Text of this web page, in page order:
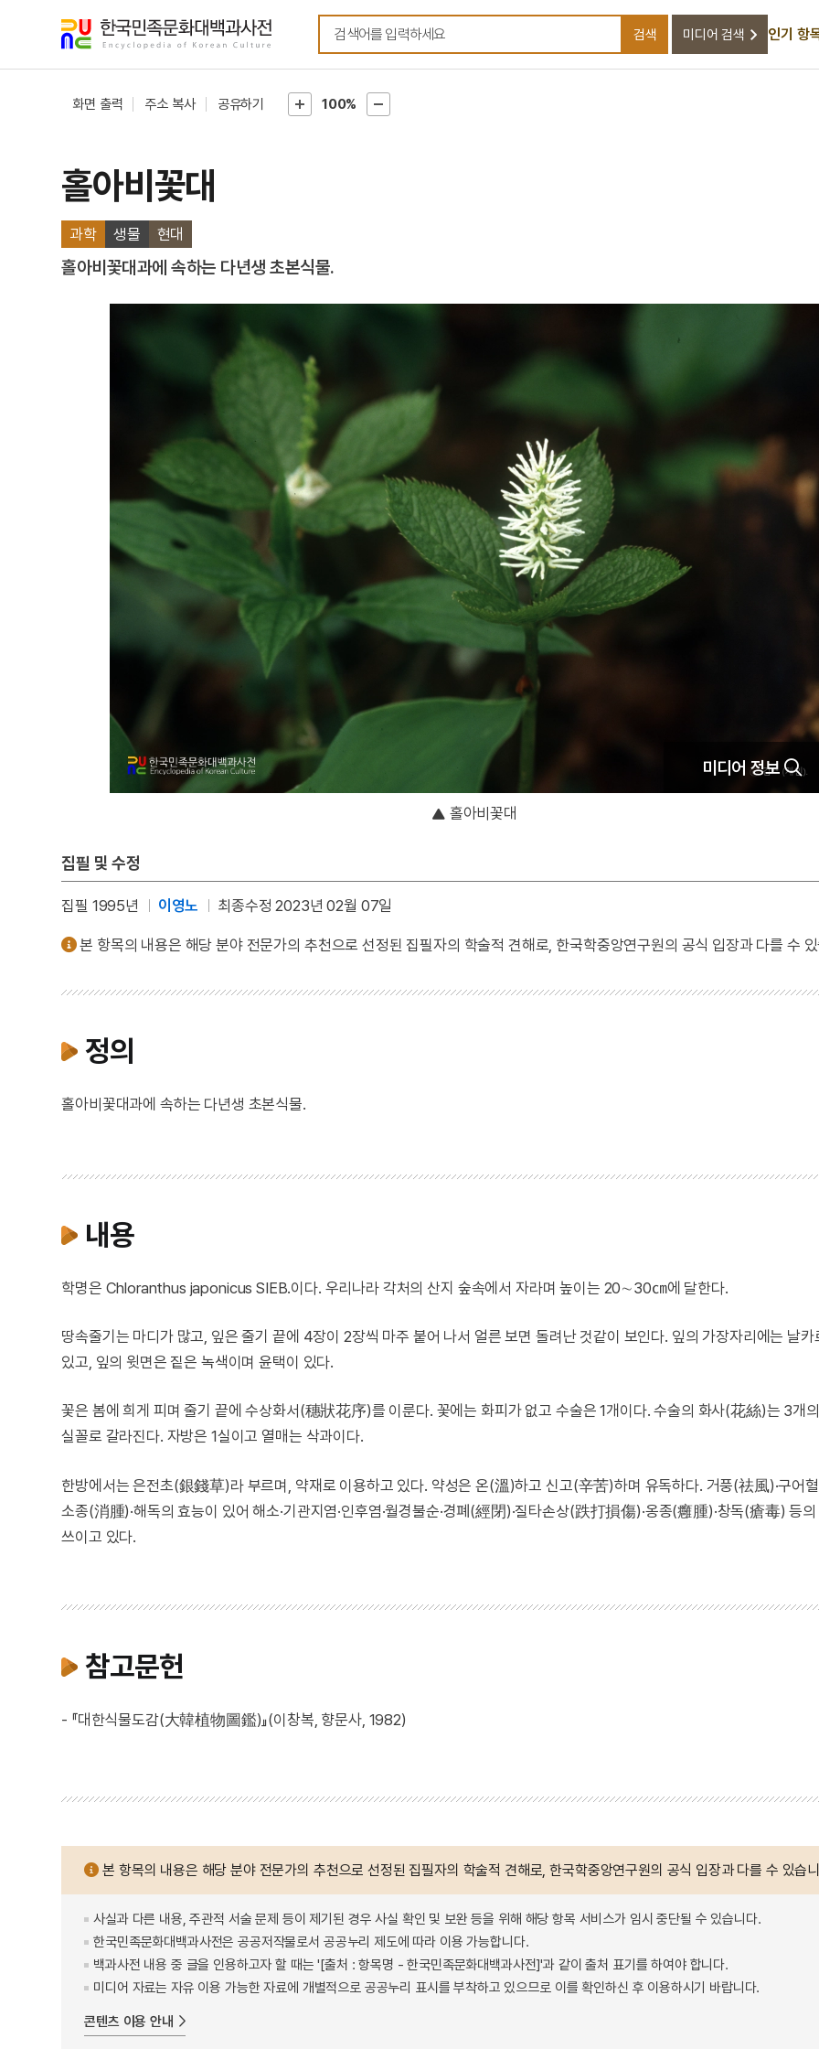
검색어를 입력하세요
검색 미디어 검색 인기 항
화면 출력 주소 복사 공유하기 100%
홀아비꽃대
과학 생물 현대
홀아비꽃대과에 속하는 다년생 초본식물.
미디어 정보
홀아비꽃대
집필 및 수정
집필 1995년 이영노 최종수정 2023년 02월 07일
본 항목의 내용은 해당 분야 전문가의 추천으로 선정된 집필자의 학술적 견해로, 한국학중앙연구원의 공식 입장과 다를 수
정의
홀아비꽃대과에 속하는 다년생 초본식물.
내용
학명은 Chloranthus japonicus SIEB.이다. 우리나라 각처의 산지 숲속에서 자라며 높이는 20∼30㎝에 달한다.
땅속줄기는 마디가 많고, 잎은 줄기 끝에 4장이 2장씩 마주 붙어 나서 얼른 보면 돌려난 것같이 보인다. 잎의 가장자리에는 날카
있고, 잎의 윗면은 짙은 녹색이며 윤택이 있다.
꽃은 봄에 희게 피며 줄기 끝에 수상화서(穗狀花序)를 이룬다. 꽃에는 화피가 없고 수술은 1개이다. 수술의 화사(花絲)는 3개
실꼴로 갈라진다. 자방은 1실이고 열매는 삭과이다.
한방에서는 은전초(銀錢草)라 부르며, 약재로 이용하고 있다. 약성은 온(溫)하고 신고(辛苦)하며 유독하다. 거풍(祛風)·구어
소종(消腫)·해독의 효능이 있어 해소·기관지염·인후염·월경불순·경폐(經閉)·질타손상(跌打損傷)·옹종(癰腫)·창독(瘡毒) 등
쓰이고 있다.
참고문헌
- 『대한식물도감(大韓植物圖鑑)』(이창복, 향문사, 1982)
본 항목의 내용은 해당 분야 전문가의 추천으로 선정된 집필자의 학술적 견해로, 한국학중앙연구원의 공식 입장과 다를 수 있습
사실과 다른 내용, 주관적 서술 문제 등이 제기된 경우 사실 확인 및 보완 등을 위해 해당 항목 서비스가 임시 중단될 수 있습니다.
한국민족문화대백과사전은 공공저작물로서 공공누리 제도에 따라 이용 가능합니다.
백과사전 내용 중 글을 인용하고자 할 때는 '[출처 : 항목명 - 한국민족문화대백과사전]'과 같이 출처 표기를 하여야 합니다.
미디어 자료는 자유 이용 가능한 자료에 개별적으로 공공누리 표시를 부착하고 있으므로 이를 확인하신 후 이용하시기 바랍니다.
콘텐츠 이용 안내